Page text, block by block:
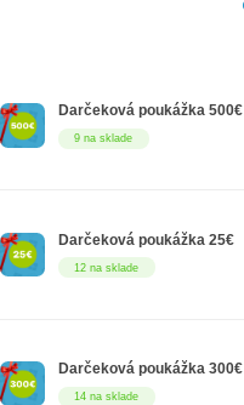
9 na sklade
Darčeková poukážka 500€
12 na sklade
Darčeková poukážka 25€
14 na sklade
Darčeková poukážka 300€